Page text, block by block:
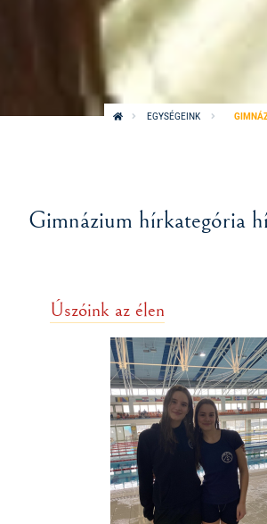
EGYSÉGEINK
Gimnázium hírkategória
Úszóink az élen